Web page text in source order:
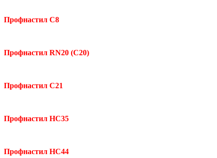
Профнастил С8
Профнастил RN20 (С20)
Профнастил С21
Профнастил НС35
Профнастил НС44